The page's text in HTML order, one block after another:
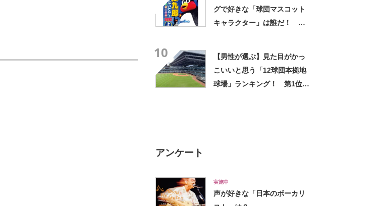
グで好きな「球団マスコット
キャラクター」は誰だ！ 第1
10
【男性が選ぶ】見た目がかっ
こいいと思う「12球団本拠地
球場」ランキング！ 第1位は
アンケート
実施中
声が好きな「日本のボーカリ